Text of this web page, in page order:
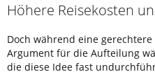
Höhere Reisekosten
Doch während eine
Argument für die Aufteilung
die diese Idee fast